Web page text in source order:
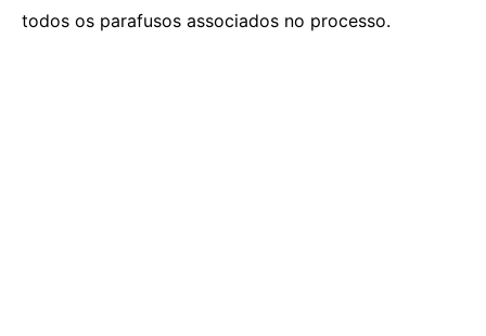
todos os parafusos associados no processo.